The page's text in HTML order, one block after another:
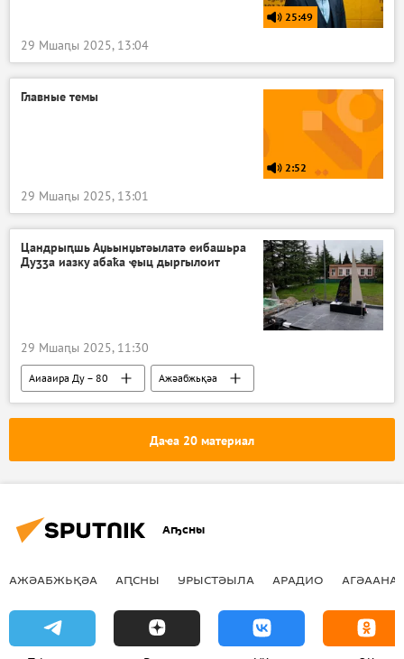
25:49
29 Мшаԥы 2025, 13:04
Главные темы
2:52
29 Мшаԥы 2025, 13:01
Цандрыԥшь Аџьынџьтәылатә еибашьра
Дуӡӡа иазку абаҟа ҿыц дыргылоит
29 Мшаԥы 2025, 11:30
Аиааира Ду – 80
Ажәабжьқәа
Аԥсны
Гагра араион
Даҽа 20 материал
Аҧсны
АЖӘАБЖЬҚӘА АԤСНЫ УРЫСТӘЫЛА АРАДИО